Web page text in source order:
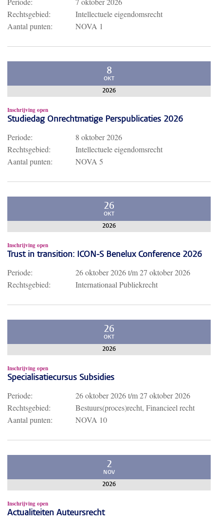
Rechtsgebied:
Intellectuele eigendomsrecht
Aantal punten:
NOVA 1
8
OKT
2026
Inschrijving open
Studiedag Onrechtmatige Perspublicaties 2026
Periode:
8 oktober 2026
Rechtsgebied:
Intellectuele eigendomsrecht
Aantal punten:
NOVA 5
26
OKT
2026
Inschrijving open
Trust in transition: ICON-S Benelux Conference 2026
Periode: 26 oktober 2026t/m27 oktober 2026
Rechtsgebied:
Internationaal Publiekrecht
26
OKT
2026
Inschrijving open
Specialisatiecursus Subsidies
Periode: 26 oktober 2026t/m27 oktober 2026
Rechtsgebied:
Bestuurs(proces)recht, Financieel recht
Aantal punten:
NOVA 10
2
NOV
2026
Inschrijving open
Actualiteiten Auteursrecht